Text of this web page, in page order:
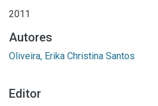
2011
Autores
Oliveira, Erika Christina Santos
Editor